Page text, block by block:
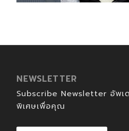
NEWSLETTER
Subscribe Newsletter อัพเ
พิเศษเพื่อคุณ